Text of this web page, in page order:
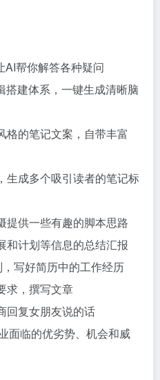
AI帮你解答各种疑问
搭建体系，一键生成清晰脑
格的笔记文案，自带丰富
生成多个吸引读者的笔记标
提供一些有趣的脚本思路
和计划等信息的总结汇报
写好简历中的工作经历
求，撰写文章
回复女朋友说的话
面临的优劣势、机会和威